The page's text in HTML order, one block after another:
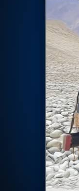
Starter
Computerized
70000 RPM
Hydrogen
Aerospace
Combined
Hydraulic
Aerospace
Air Droppable
Computerized
Pressure Cycle
PSA Oxygen
PSA Oxygen
Fuel Injection
PSA Nitrogen
Dual
Hydraulic
1000 Bar